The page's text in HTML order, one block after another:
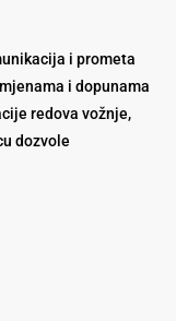
i prometa
i dopunama
redova vožnje,
dozvole